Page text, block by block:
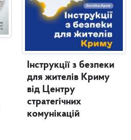
Інструкції з безпеки
для жителів Криму
від Центру
стратегічних
комунікацій